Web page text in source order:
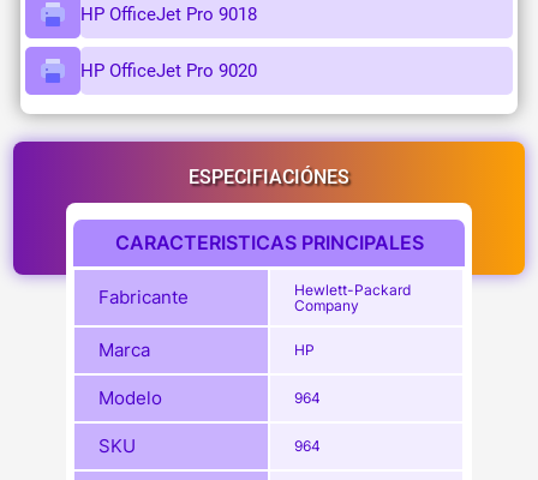
HP OfficeJet Pro 9018
HP OfficeJet Pro 9020
ESPECIFIACIÓNES
CARACTERISTICAS PRINCIPALES
Fabricante
Hewlett-Packard
Company
Marca HP
Modelo 964
SKU 964